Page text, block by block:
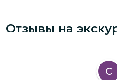
Отзывы на
С